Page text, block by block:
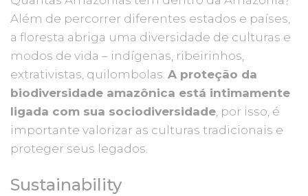
Além de percorrer diferentes estados e países,
a floresta abriga uma diversidade de culturas e
modos de vida – indígenas, ribeirinhos,
extrativistas, quilombolas. A proteção da
biodiversidade amazônica está intimamente
ligada com sua sociodiversidade, por isso, é
importante valorizar as culturas tradicionais e
proteger seus legados.
Sustainability